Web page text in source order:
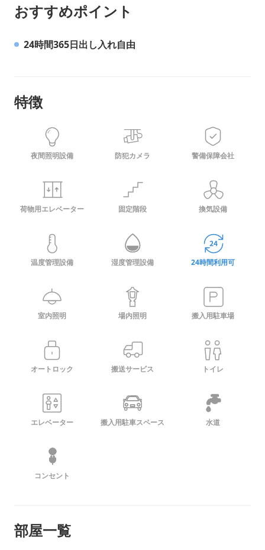
おすすめポイント
24時間365日出し入れ自由
特徴
夜間照明設備 防犯カメラ 警備保障会社
荷物用エレベーター 固定階段 換気設備
温度管理設備 湿度管理設備 24時間利用可
室内照明 場内照明 搬入用駐車場
オートロック 搬送サービス トイレ
エレベーター 搬入用駐車スペース 水道
コンセント
部屋一覧